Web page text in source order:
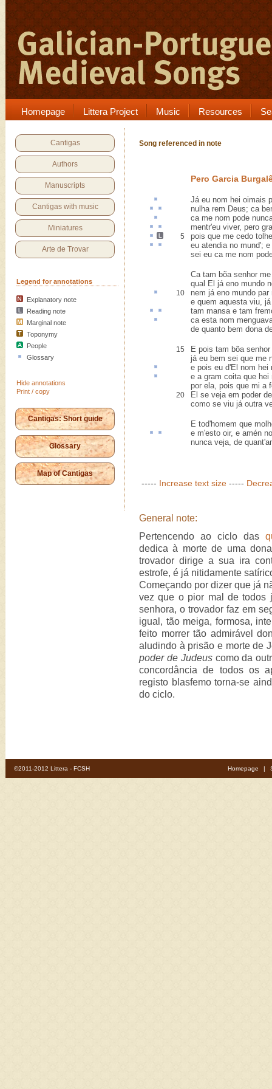
Homepage Littera Project Music Resources
Cantigas
Authors
Manuscripts
Cantigas with music
Miniatures
Arte de Trovar
Legend for annotations
Explanatory note
Reading note
Marginal note
Toponymy
People
Glossary
Hide annotations
Print / copy
Cantigas: Short guide
Glossary
Map of Cantigas
Song referenced in note
Pero Garcia
Já eu nom hei oimais
nulha rem Deus; ca
ca me nom pode
mentr'eu viver, pero
5 pois que me cedo
eu atendiano mund'; e
sei eu ca me nom
Ca tam bõa senhor
qual El já eno mundo
10 nem já eno mundo par
e quem aquesta viu,
tam mansae tam
ca esta nom
de quanto bem dona
15
E pois tam bõa
já eu bem sei que me
e pois eu d'El nom
e a gram coitaque hei
por ela, pois que mi a
20
El se veja em poder
como se viu já outra
E tod'homem que
e m'esto oir, e amén
nunca veja, de
----- Increase text size -----
General note:
Pertencendo ao ciclo das
dedica à morte de uma
trovador dirige a sua ira
estrofe, é já nitidamente
Começando por dizer que já
vez que o pior mal de todos
senhora, o trovador faz em
igual, tão meiga, formosa,
feito morrer tão admirável
aludindo à prisão e morte de
poder de Judeuscomo da
concordância de todos os
registo blasfemo torna-se
do ciclo.
©2011-2012 Littera - FCSH Homepage |